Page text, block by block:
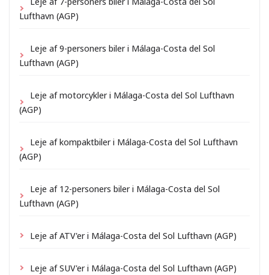
Lufthavn (AGP)
Leje af 9-personers biler i Málaga-Costa del Sol
Lufthavn (AGP)
Leje af motorcykler i Málaga-Costa del Sol Lufthavn
(AGP)
Leje af kompaktbiler i Málaga-Costa del Sol Lufthavn
(AGP)
Leje af 12-personers biler i Málaga-Costa del Sol
Lufthavn (AGP)
Leje af ATV'er i Málaga-Costa del Sol Lufthavn (AGP)
Leje af SUV'er i Málaga-Costa del Sol Lufthavn (AGP)